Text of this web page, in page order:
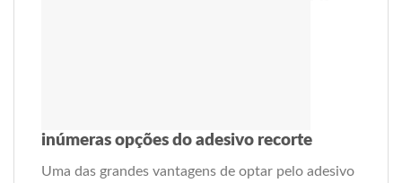
inúmeras opções do adesivo recorte
Uma das grandes vantagens de optar pelo adesivo